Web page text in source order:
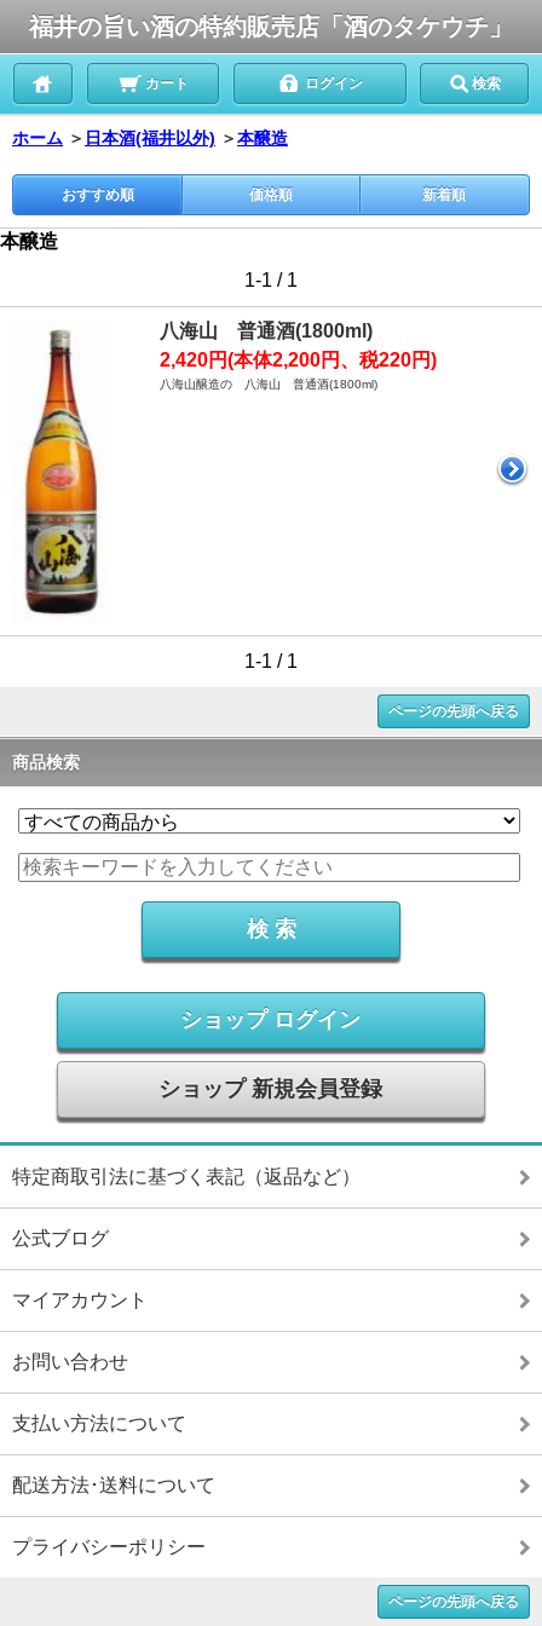
福井の旨い酒の特約販売店「酒のタケウチ」
カート ログイン 検索
ホーム ＞ 日本酒(福井以外) ＞本醸造
おすすめ順 価格順 新着順
本醸造
1-1 / 1
八海山 普通酒(1800ml)
2,420円(本体2,200円、税220円)
八海山醸造の 八海山 普通酒(1800ml)
1-1 / 1
ページの先頭へ戻る
商品検索
ショップ ログイン
ショップ 新規会員登録
特定商取引法に基づく表記（返品など）
公式ブログ
マイアカウント
お問い合わせ
支払い方法について
配送方法･送料について
プライバシーポリシー
ページの先頭へ戻る